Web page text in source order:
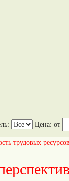
Цена: от